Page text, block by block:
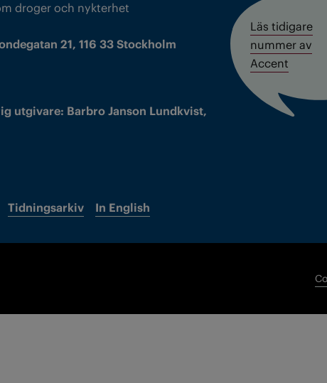
droger och nykterhet
21, 116 33 Stockholm
utgivare: Barbro Janson Lundkvist,
Tidningsarkiv In English
Läs tidigare
nummer av
Accent